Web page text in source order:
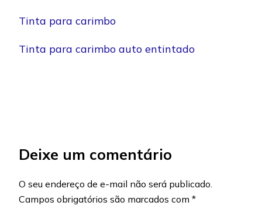
Tinta para carimbo
Tinta para carimbo auto entintado
Deixe um comentário
O seu endereço de e-mail não será publicado.
Campos obrigatórios são marcados com *